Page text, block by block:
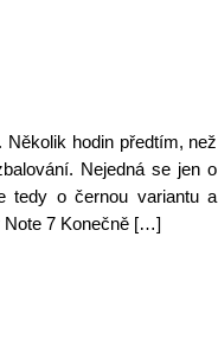
hodin předtím, než
Nejedná se jen o
tedy o černou variantu a
Note 7 Konečně […]